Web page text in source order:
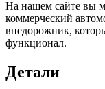
На нашем сайте вы
коммерческий
внедорожник,
функционал.
Детали